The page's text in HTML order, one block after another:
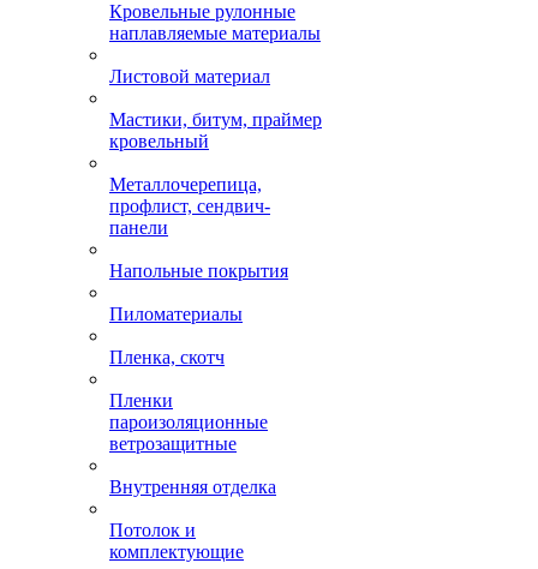
Кровельные рулонные
наплавляемые материалы
Листовой материал
Мастики, битум, праймер
кровельный
Металлочерепица,
профлист, сендвич-
панели
Напольные покрытия
Пиломатериалы
Пленка, скотч
Пленки
пароизоляционные
ветрозащитные
Внутренняя отделка
Потолок и
комплектующие